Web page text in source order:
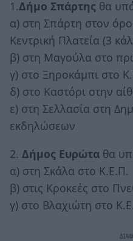
1.Δήμο Σπάρτης θα
α) στη Σπάρτη στον
Κεντρική Πλατεία (3
β) στη Μαγούλα στο
γ) στο Ξηροκάμπι στο
δ) στο Καστόρι στην
ε) στη Σελλασία στη
εκδηλώσεων
2. Δήμος Ευρώτα θα
α) στη Σκάλα στο Κ.Ε.Π.
β) στις Κροκεές στο
γ) στο Βλαχιώτη στο